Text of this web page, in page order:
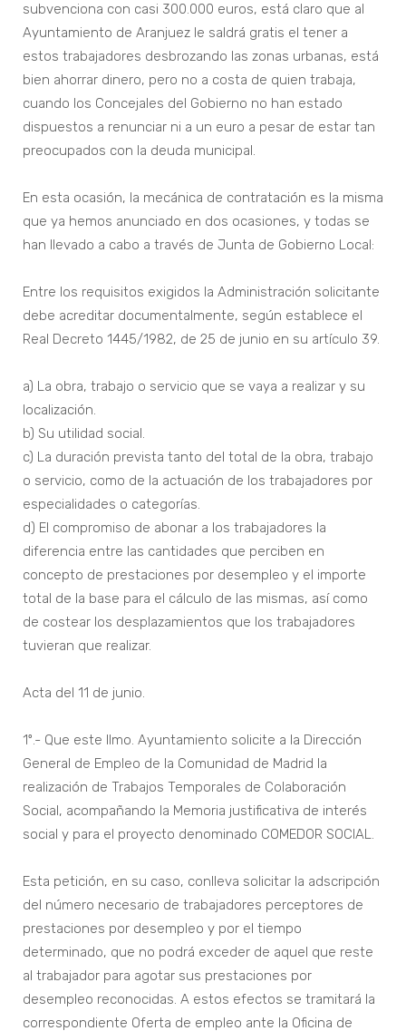
subvenciona con casi 300.000 euros, está claro que al
Ayuntamiento de Aranjuez le saldrá gratis el tener a
estos trabajadores desbrozando las zonas urbanas, está
bien ahorrar dinero, pero no a costa de quien trabaja,
cuando los Concejales del Gobierno no han estado
dispuestos a renunciar ni a un euro a pesar de estar tan
preocupados con la deuda municipal.
En esta ocasión, la mecánica de contratación es la misma
que ya hemos anunciado en dos ocasiones, y todas se
han llevado a cabo a través de Junta de Gobierno Local:
Entre los requisitos exigidos la Administración solicitante
debe acreditar documentalmente, según establece el
Real Decreto 1445/1982, de 25 de junio en su artículo 39.
a) La obra, trabajo o servicio que se vaya a realizar y su
localización.
b) Su utilidad social.
c) La duración prevista tanto del total de la obra, trabajo
o servicio, como de la actuación de los trabajadores por
especialidades o categorías.
d) El compromiso de abonar a los trabajadores la
diferencia entre las cantidades que perciben en
concepto de prestaciones por desempleo y el importe
total de la base para el cálculo de las mismas, así como
de costear los desplazamientos que los trabajadores
tuvieran que realizar.
Acta del 11 de junio.
1º.- Que este Ilmo. Ayuntamiento solicite a la Dirección
General de Empleo de la Comunidad de Madrid la
realización de Trabajos Temporales de Colaboración
Social, acompañando la Memoria justificativa de interés
social y para el proyecto denominado COMEDOR SOCIAL.
Esta petición, en su caso, conlleva solicitar la adscripción
del número necesario de trabajadores perceptores de
prestaciones por desempleo y por el tiempo
determinado, que no podrá exceder de aquel que reste
al trabajador para agotar sus prestaciones por
desempleo reconocidas. A estos efectos se tramitará la
correspondiente Oferta de empleo ante la Oficina de